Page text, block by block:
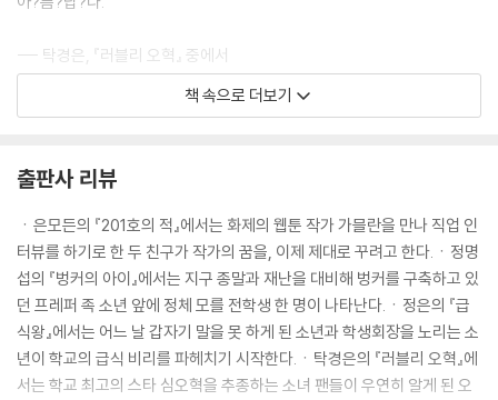
--- 탁경은, 『러블리 오혁』 중에서
까 부장 따위 입이랑 손가락이랑 꿰매 버리고 엄마랑 나랑 알바라도 하잘
까 싶은데, 엄마는 잠들었다. 미간에 주름을 잡은 채 아기 옹알이처럼 끙끙
거리며 잔다. 다친 데가 아픈가. 입술의 상처는 쉽사리 딱지가 앉지 않고,
움직일 때마다 피가 배어나온다. 다른 데도 아픈 것일까. 입술보다 깊고 어
두워서 잘 보이지 않는 곳, 이를테면 마음이나 심장 같은.
--- 하유지, 『진짜든 가짜든』 중에서
책 속으로 더보기
출판사 리뷰
ㆍ은모든의 『201호의 적』에서는 화제의 웹툰 작가 가믈란을 만나 직업 인
터뷰를 하기로 한 두 친구가 작가의 꿈을, 이제 제대로 꾸려고 한다.ㆍ정명
섭의 『벙커의 아이』에서는 지구 종말과 재난을 대비해 벙커를 구축하고 있
던 프레퍼 족 소년 앞에 정체 모를 전학생 한 명이 나타난다.ㆍ정은의 『급
식왕』에서는 어느 날 갑자기 말을 못 하게 된 소년과 학생회장을 노리는 소
년이 학교의 급식 비리를 파헤치기 시작한다.ㆍ탁경은의 『러블리 오혁』에
서는 학교 최고의 스타 심오혁을 추종하는 소녀 팬들이 우연히 알게 된 오